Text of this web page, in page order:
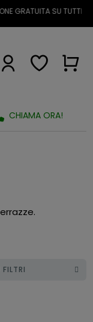
SU TUTTI I
CHIAMA ORA!
FILTRI